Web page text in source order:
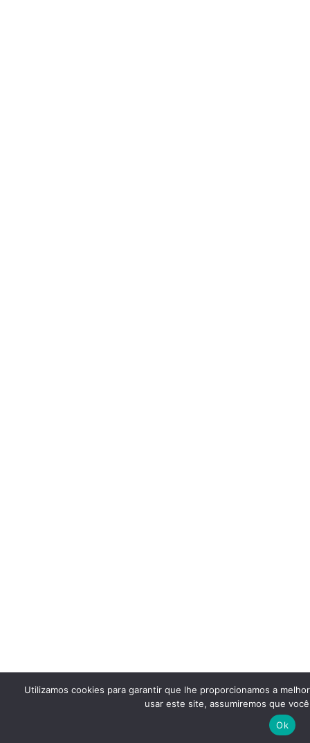
Utilizamos cookies para garantir que lhe proporcionamos a
usar este site, assumiremos que
Ok